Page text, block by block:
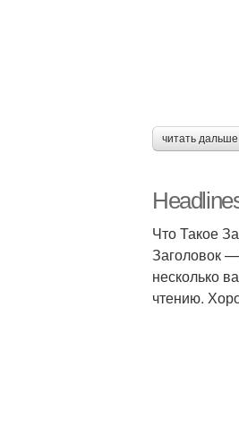
читать
Что Такое
Заголовок —
несколько
чтению.